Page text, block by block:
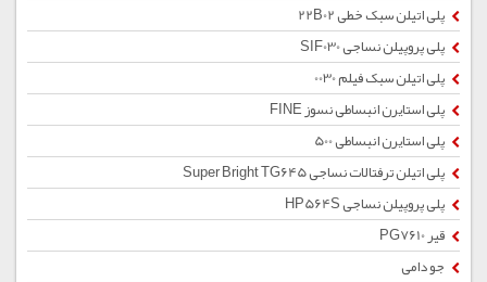
پلی اتیلن سبک خطی 22B02
پلی پروپیلن نساجی SIF030
پلی اتیلن سبک فیلم 0030
پلی استایرن انبساطی نسوز FINE
پلی استایرن انبساطی 500
پلی اتیلن ترفتالات نساجی Super Bright TG645
پلی پروپیلن نساجی HP564S
قیر PG7610
جو دامی